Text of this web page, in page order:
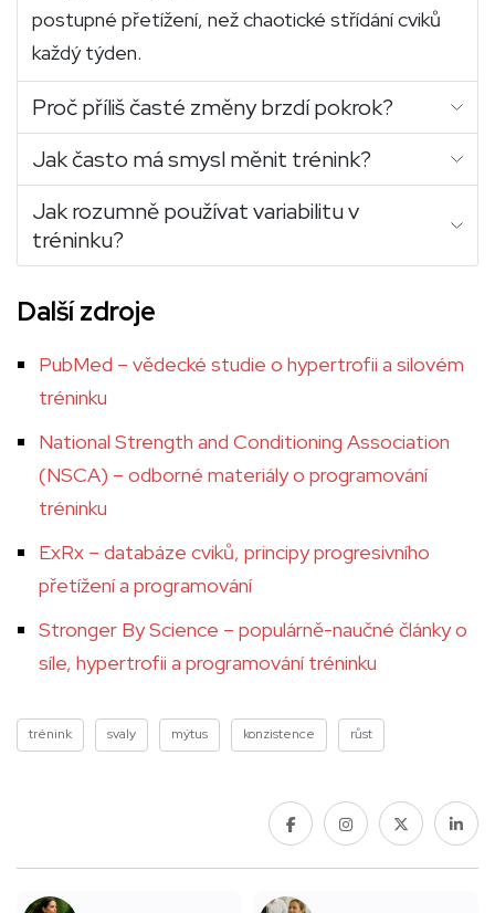
postupné přetížení, než chaotické střídání cviků
každý týden.
Proč příliš časté změny brzdí pokrok?
Jak často má smysl měnit trénink?
Jak rozumně používat variabilitu v
tréninku?
Další zdroje
PubMed – vědecké studie o hypertrofii a silovém
tréninku
National Strength and Conditioning Association
(NSCA) – odborné materiály o programování
tréninku
ExRx – databáze cviků, principy progresivního
přetížení a programování
Stronger By Science – populárně-naučné články o
síle, hypertrofii a programování tréninku
trénink svaly mýtus konzistence růst